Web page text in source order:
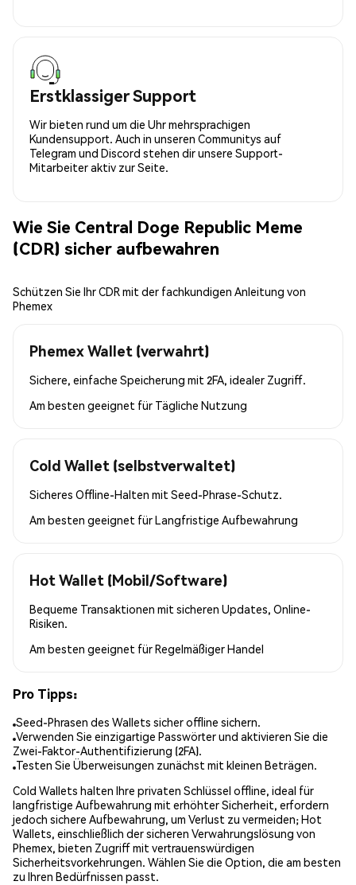
Erstklassiger Support
Wir bieten rund um die Uhr mehrsprachigen
Kundensupport. Auch in unseren Communitys auf
Telegram und Discord stehen dir unsere Support-
Mitarbeiter aktiv zur Seite.
Wie Sie Central Doge Republic Meme
(CDR) sicher aufbewahren
Schützen Sie Ihr CDR mit der fachkundigen Anleitung von
Phemex
Phemex Wallet (verwahrt)
Sichere, einfache Speicherung mit 2FA, idealer Zugriff.
Am besten geeignet für Tägliche Nutzung
Cold Wallet (selbstverwaltet)
Sicheres Offline-Halten mit Seed-Phrase-Schutz.
Am besten geeignet fürLangfristige Aufbewahrung
Hot Wallet (Mobil/Software)
Bequeme Transaktionen mit sicheren Updates, Online-
Risiken.
Am besten geeignet fürRegelmäßiger Handel
Pro Tipps:
Seed-Phrasen des Wallets sicher offline sichern.
Verwenden Sie einzigartige Passwörter und aktivieren Sie die
Zwei-Faktor-Authentifizierung (2FA).
Testen Sie Überweisungen zunächst mit kleinen Beträgen.
Cold Wallets halten Ihre privaten Schlüssel offline, ideal für
langfristige Aufbewahrung mit erhöhter Sicherheit, erfordern
jedoch sichere Aufbewahrung, um Verlust zu vermeiden; Hot
Wallets, einschließlich der sicheren Verwahrungslösung von
Phemex, bieten Zugriff mit vertrauenswürdigen
Sicherheitsvorkehrungen. Wählen Sie die Option, die am besten
zu Ihren Bedürfnissen passt.